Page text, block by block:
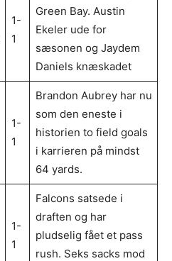
1-
1
Green Bay. Austin
Ekeler ude for
sæsonen og Jaydem
Daniels knæskadet
1-
1
Brandon Aubrey har nu
som den eneste i
historien to field goals
i karrieren på mindst
64 yards.
1-
1
Falcons satsede i
draften og har
pludselig fået et pass
rush. Seks sacks mod